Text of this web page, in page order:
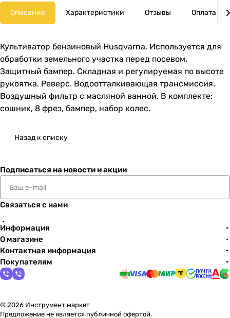
Описание Характеристики Отзывы Оплата
Культиватор бензиновый Husqvarna. Используется для
обработки земельного участка перед посевом.
Защитный бампер. Складная и регулируемая по высоте
рукоятка. Реверс. Водоотталкивающая трансмиссия.
Воздушный фильтр с масляной ванной. В комплекте:
сошник, 8 фрез, бампер, набор колес.
Назад к списку
Подписаться на новости и акции
Связаться с нами
Информация
О магазине
Контактная информация
Покупателям
© 2026 Инструмент маркет
Предложение не является публичной офертой.